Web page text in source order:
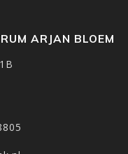
ARJAN BLOEM